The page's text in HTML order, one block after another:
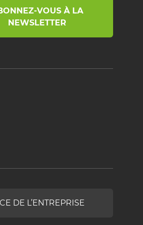
VOUS À LA
NEWSLETTER
DE L’ENTREPRISE